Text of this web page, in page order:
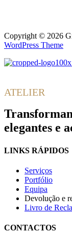
Copyright © 2026
WordPress Theme
ATELIER
elegantes e
LINKS RÁPIDOS
Serviços
Portfólio
Equipa
Devolução e
Livro de
CONTACTOS